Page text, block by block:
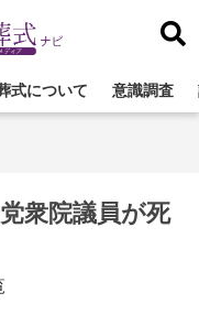
式について 意識調査
衆院議員が死